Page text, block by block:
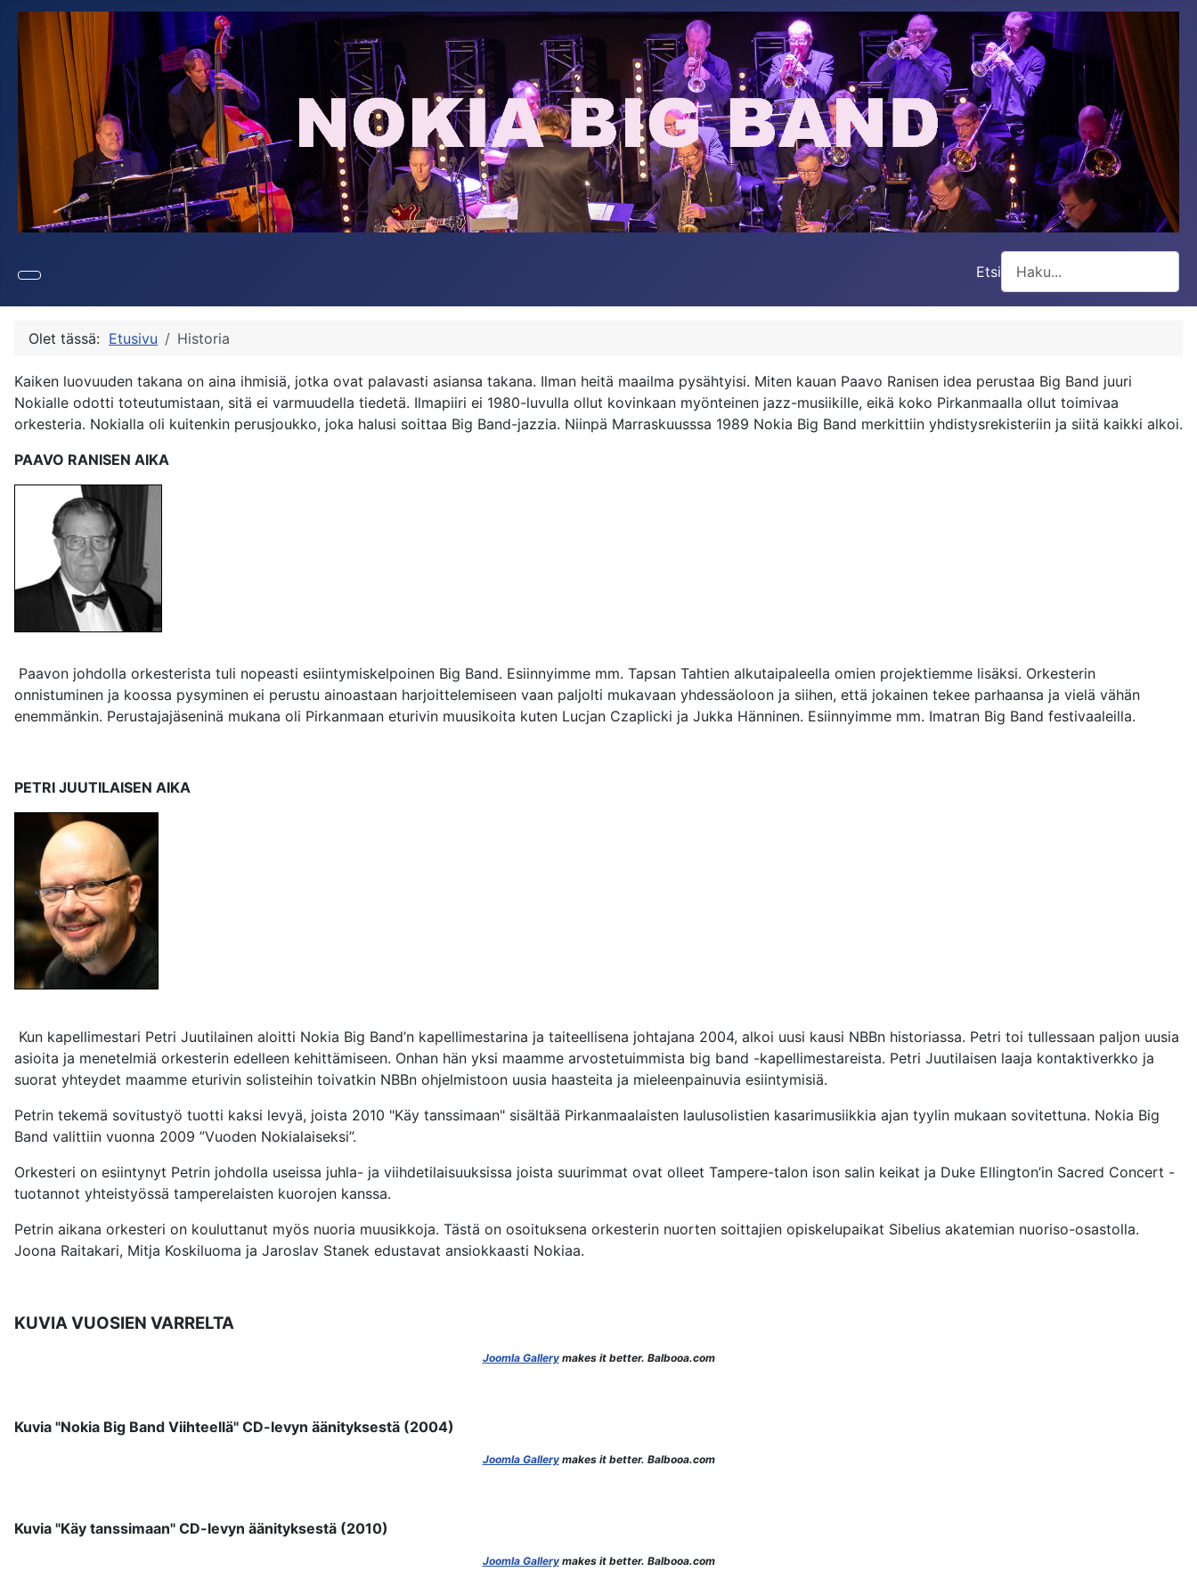
Etsi
Olet tässä: Etusivu Historia
Kaiken luovuuden takana on aina ihmisiä, jotka ovat palavasti asiansa takana. Ilman heitä maailma pysähtyisi. Miten kauan Paavo Ranisen idea perustaa Big Band juuri
Nokialle odotti toteutumistaan, sitä ei varmuudella tiedetä. Ilmapiiri ei 1980-luvulla ollut kovinkaan myönteinen jazz-musiikille, eikä koko Pirkanmaalla ollut toimivaa
orkesteria. Nokialla oli kuitenkin perusjoukko, joka halusi soittaa Big Band-jazzia. Niinpä Marraskuusssa 1989 Nokia Big Band merkittiin yhdistysrekisteriin ja siitä kaikki alkoi.
PAAVO RANISEN AIKA
Paavon johdolla orkesterista tuli nopeasti esiintymiskelpoinen Big Band. Esiinnyimme mm. Tapsan Tahtien alkutaipaleella omien projektiemme lisäksi. Orkesterin
onnistuminen ja koossa pysyminen ei perustu ainoastaan harjoittelemiseen vaan paljolti mukavaan yhdessäoloon ja siihen, että jokainen tekee parhaansa ja vielä vähän
enemmänkin. Perustajajäseninä mukana oli Pirkanmaan eturivin muusikoita kuten Lucjan Czaplicki ja Jukka Hänninen. Esiinnyimme mm. Imatran Big Band festivaaleilla.
PETRI JUUTILAISEN AIKA
Kun kapellimestari Petri Juutilainen aloitti Nokia Big Band’n kapellimestarina ja taiteellisena johtajana 2004, alkoi uusi kausi NBBn historiassa. Petri toi tullessaan paljon uusia
asioita ja menetelmiä orkesterin edelleen kehittämiseen. Onhan hän yksi maamme arvostetuimmista big band -kapellimestareista. Petri Juutilaisen laaja kontaktiverkko ja
suorat yhteydet maamme eturivin solisteihin toivatkin NBBn ohjelmistoon uusia haasteita ja mieleenpainuvia esiintymisiä.
Petrin tekemä sovitustyö tuotti kaksi levyä, joista 2010 "Käy tanssimaan" sisältää Pirkanmaalaisten laulusolistien kasarimusiikkia ajan tyylin mukaan sovitettuna. Nokia Big
Band valittiin vuonna 2009 ”Vuoden Nokialaiseksi”.
Orkesteri on esiintynyt Petrin johdolla useissa juhla- ja viihdetilaisuuksissa joista suurimmat ovat olleet Tampere-talon ison salin keikat ja Duke Ellington’in Sacred Concert -
tuotannot yhteistyössä tamperelaisten kuorojen kanssa.
Petrin aikana orkesteri on kouluttanut myös nuoria muusikkoja. Tästä on osoituksena orkesterin nuorten soittajien opiskelupaikat Sibelius akatemian nuoriso-osastolla.
Joona Raitakari, Mitja Koskiluoma ja Jaroslav Stanek edustavat ansiokkaasti Nokiaa.
KUVIA VUOSIEN VARRELTA
Joomla Gallerymakes it better. Balbooa.com
Kuvia "Nokia Big Band Viihteellä" CD-levyn äänityksestä (2004)
Joomla Gallerymakes it better. Balbooa.com
Kuvia "Käy tanssimaan" CD-levyn äänityksestä (2010)
Joomla Gallerymakes it better. Balbooa.com